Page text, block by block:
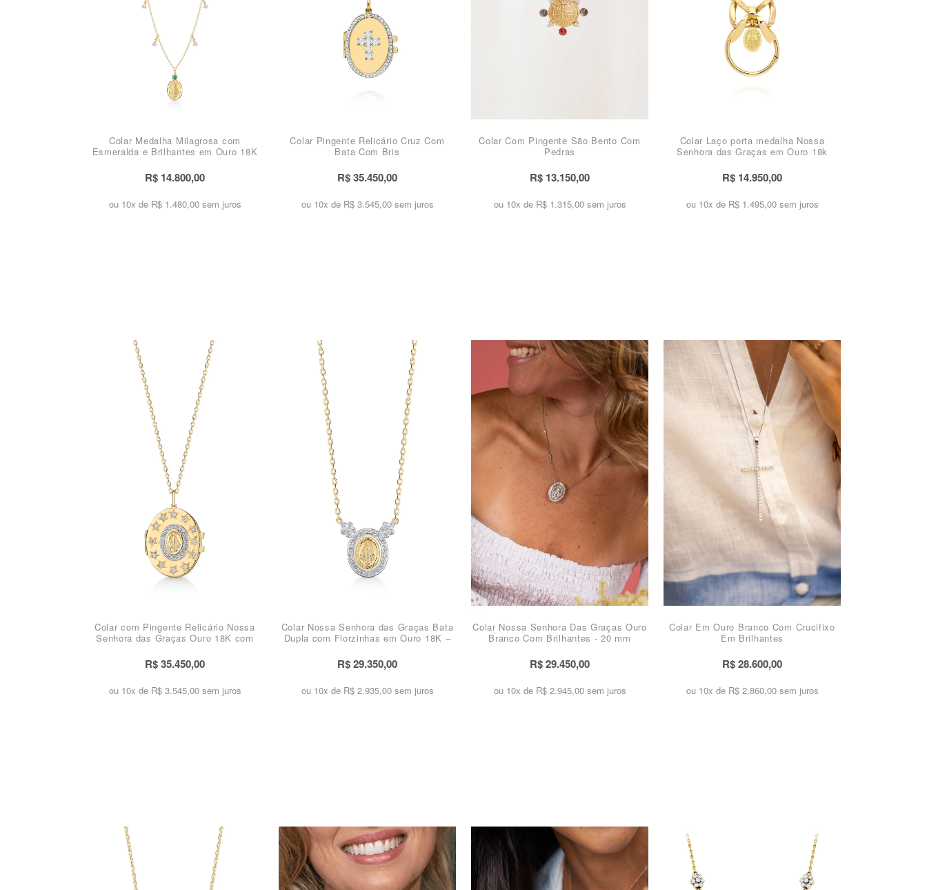
Colar Medalha Milagrosa com
Esmeralda e Brilhantes em Ouro 18K
R$ 14.800,00
ou 10x de R$ 1.480,00 sem juros
Colar Pingente Relicário Cruz Com
Bata Com Bris
R$ 35.450,00
ou 10x de R$ 3.545,00 sem juros
Colar Com Pingente São Bento Com
Pedras
R$ 13.150,00
ou 10x de R$ 1.315,00 sem juros
Colar Laço porta medalha Nossa
Senhora das Graças em Ouro 18k
R$ 14.950,00
ou 10x de R$ 1.495,00 sem juros
Colar com Pingente Relicário Nossa
Senhora das Graças Ouro 18K com
R$ 35.450,00
ou 10x de R$ 3.545,00 sem juros
Colar Nossa Senhora das Graças Bata
Dupla com Florzinhas em Ouro 18K –
R$ 29.350,00
ou 10x de R$ 2.935,00 sem juros
Colar Nossa Senhora Das Graças Ouro
Branco Com Brilhantes - 20 mm
R$ 29.450,00
ou 10x de R$ 2.945,00 sem juros
Colar Em Ouro Branco Com Crucifixo
Em Brilhantes
R$ 28.600,00
ou 10x de R$ 2.860,00 sem juros